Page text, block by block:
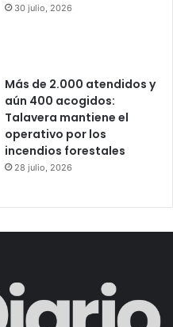
30 julio, 2026
Más de 2.000 atendidos y
aún 400 acogidos:
Talavera mantiene el
operativo por los
incendios forestales
28 julio, 2026